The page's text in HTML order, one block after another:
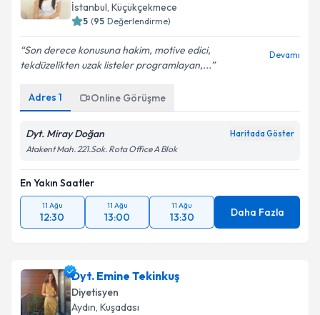
İstanbul, Küçükçekmece
5 (95 Değerlendirme)
Son derece konusuna hakim, motive edici,
tekdüzelikten uzak listeler programlayan,...
Devamı
Adres 1 Online Görüşme
Dyt. Miray Doğan Haritada Göster
Atakent Mah. 221.Sok. Rota Office A Blok
En Yakın Saatler
11 Ağu
12:30
11 Ağu
13:00
11 Ağu
13:30 Daha Fazla
Dyt. Emine Tekinkuş
Diyetisyen
Aydın, Kuşadası